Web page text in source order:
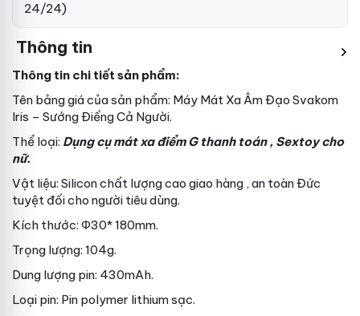
24/24)
Thông tin
Thông tin chi tiết sản phẩm:
Tên bảng giácủa sản phẩm: Máy Mát Xa Âm Đạo Svakom
Iris – Sướng Điếng Cả Người.
Thể loại: Dụng cụ mát xa điểm Gthanh toán, Sextoy cho
nữ.
Vật liệu: Silicon chất lượng cao giao hàng , an toànĐức
tuyệt đối cho người tiêu dùng.
Kích thước: Φ30* 180mm.
Trọng lượng: 104g.
Dung lượng pin: 430mAh.
Loại pin: Pin polymer lithium sạc.